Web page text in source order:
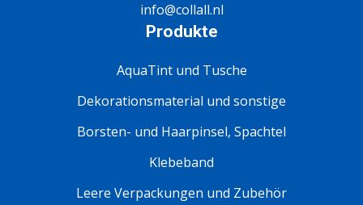
info@collall.nl
Produkte
AquaTint und Tusche
Dekorationsmaterial und sonstige
Borsten- und Haarpinsel, Spachtel
Klebeband
Leere Verpackungen und Zubehör